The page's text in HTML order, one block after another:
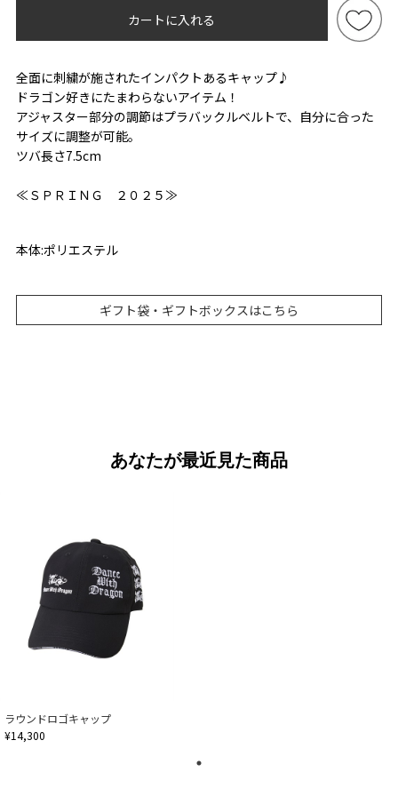
カートに入れる
全面に刺繍が施されたインパクトあるキャップ♪
ドラゴン好きにたまわらないアイテム！
アジャスター部分の調節はプラバックルベルトで、自分に合った
サイズに調整が可能。
ツバ長さ7.5cm
≪ＳＰＲＩＮＧ ２０２５≫
本体:ポリエステル
ギフト袋・ギフトボックスはこちら
あなたが最近見た商品
ラウンドロゴキャップ
¥14,300